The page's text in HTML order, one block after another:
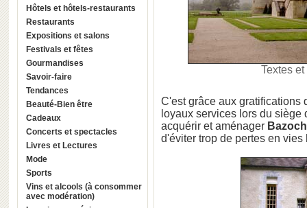
Hôtels et hôtels-restaurants
Restaurants
Expositions et salons
Festivals et fêtes
Gourmandises
Savoir-faire
Tendances
Beauté-Bien être
Cadeaux
Concerts et spectacles
Livres et Lectures
Mode
Sports
Vins et alcools (à consommer
avec modération)
Textes
C'est grâce aux gratifications
loyaux services lors du siège
acquérir et aménager
d'éviter trop de pertes en